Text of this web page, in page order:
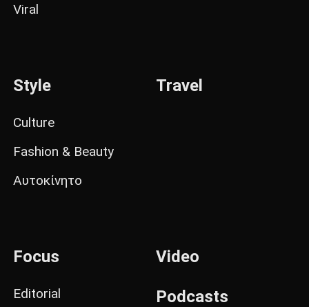
Viral
Style
Culture
Fashion & Beauty
Αυτοκίνητο
Travel
Focus
Editorial
Video
Podcasts